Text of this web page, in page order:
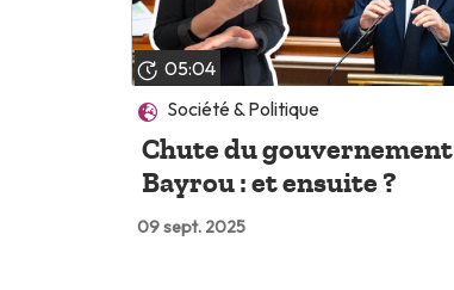
05:04
Société & Politique
Chute du gouvernement
Bayrou : et ensuite ?
09 sept. 2025